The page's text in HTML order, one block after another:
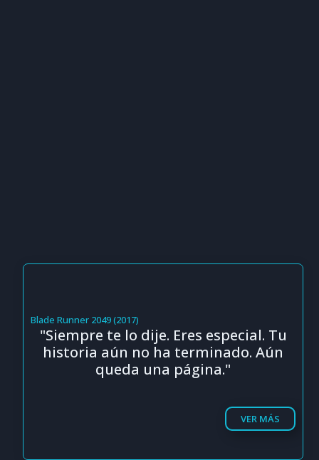
Blade Runner 2049 (2017)
"Siempre te lo dije. Eres especial. Tu
historia aún no ha terminado. Aún
queda una página."
VER MÁS